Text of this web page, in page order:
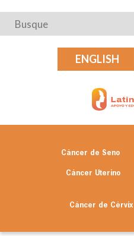
ENGLISH
Cáncer de Seno
Cáncer Uterino
Cáncer de Cérvix